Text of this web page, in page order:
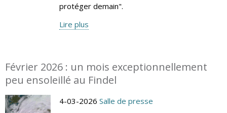
protéger demain".
Lire plus
Février 2026 : un mois exceptionnellement
peu ensoleillé au Findel
4-03-2026 Salle de presse